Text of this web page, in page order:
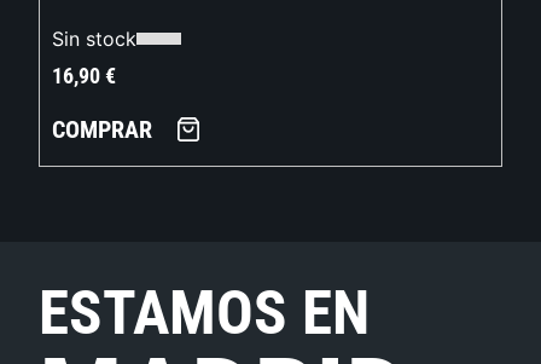
Sin stock
16,90€
COMPRAR
ESTAMOS EN